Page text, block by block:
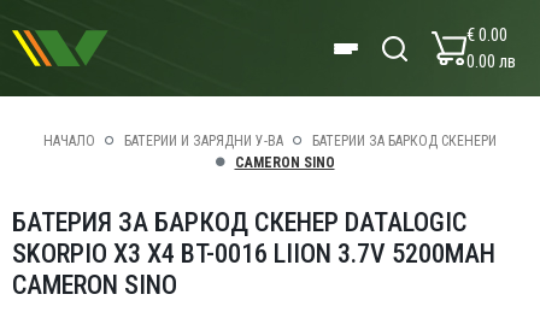
€ 0.00
0.00 лв
НАЧАЛО БАТЕРИИ И ЗАРЯДНИ У-ВА
БАТЕРИИ ЗА БАРКОД СКЕНЕРИ
CAMERON SINO
БАТЕРИЯ ЗА БАРКОД СКЕНЕР DATALOGIC
SKORPIO X3 X4 BT-0016 LIION 3.7V 5200MAH
CAMERON SINO